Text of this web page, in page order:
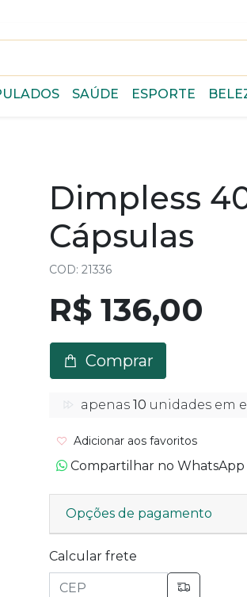
SAÚDE ESPORTE
Dimpless
Cápsulas
COD: 21336
R$ 136,00
Comprar
apenas 10 unidades em
Adicionar aos favoritos
Compartilhar no WhatsApp
Opções de pagamento
Calcular frete